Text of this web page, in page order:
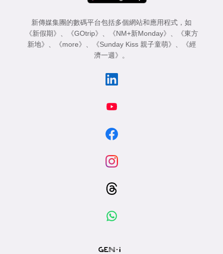
新傳媒集團的數碼平台包括多個網站和應用程式，如
《新假期》
《GOtrip》 《NM+新Monday》
《東方
新地》
《more》 《Sunday Kiss 親子童萌》
《經
濟一週》
。